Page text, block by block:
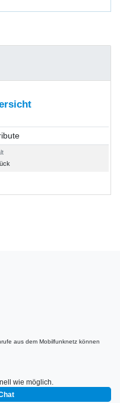
aus dem Mobilfunknetz können
wie möglich.